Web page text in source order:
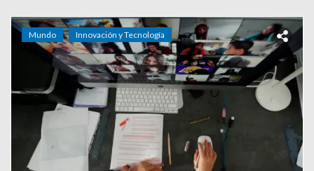
Mundo Innovación y Tecnología